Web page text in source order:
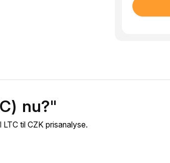
nu?"
til CZK prisanalyse.